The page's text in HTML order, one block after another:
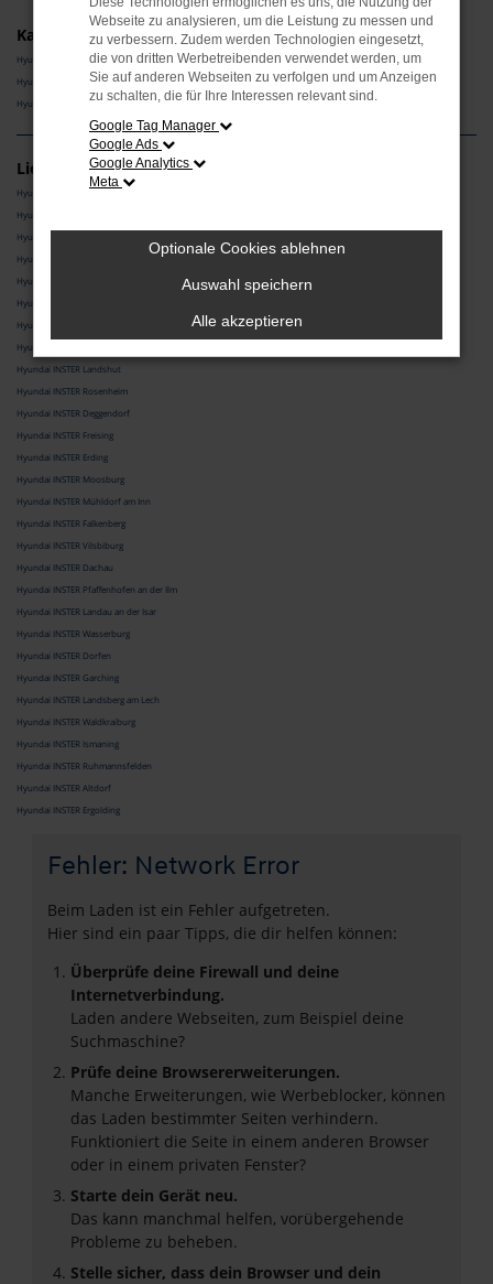
Kategorie
Hyundai INSTER Neuwagen
Hyundai INSTER Vorführwagen
Hyundai INSTER Gebrauchtwagen
Lieferservice
Hyundai INSTER München
Hyundai INSTER Regensburg
Hyundai INSTER Straubing
Hyundai INSTER Nürnberg
Hyundai INSTER Passau
Hyundai INSTER Dingolfing
Hyundai INSTER Augsburg
Hyundai INSTER Ingolstadt
Hyundai INSTER Landshut
Hyundai INSTER Rosenheim
Hyundai INSTER Deggendorf
Hyundai INSTER Freising
Hyundai INSTER Erding
Hyundai INSTER Moosburg
Hyundai INSTER Mühldorf am Inn
Hyundai INSTER Falkenberg
Hyundai INSTER Vilsbiburg
Hyundai INSTER Dachau
Hyundai INSTER Pfaffenhofen an der Ilm
Hyundai INSTER Landau an der Isar
Hyundai INSTER Wasserburg
Hyundai INSTER Dorfen
Hyundai INSTER Garching
Hyundai INSTER Landsberg am Lech
Hyundai INSTER Waldkraiburg
Hyundai INSTER Ismaning
Hyundai INSTER Ruhmannsfelden
Hyundai INSTER Altdorf
Hyundai INSTER Ergolding
Fehler: Network Error
Beim Laden ist ein Fehler aufgetreten.
Hier sind ein paar Tipps, die dir helfen können:
Überprüfe deine Firewall und deine
Internetverbindung.
Laden andere Webseiten, zum Beispiel deine
Suchmaschine?
Prüfe deine Browsererweiterungen.
Manche Erweiterungen, wie Werbeblocker, können
das Laden bestimmter Seiten verhindern.
Funktioniert die Seite in einem anderen Browser
oder in einem privaten Fenster?
Starte dein Gerät neu.
Das kann manchmal helfen, vorübergehende
Probleme zu beheben.
Stelle sicher, dass dein Browser und dein
Webseite zu analysieren, um die Leistung zu messen und
zu verbessern. Zudem werden Technologien eingesetzt,
die von dritten Werbetreibenden verwendet werden, um
Sie auf anderen Webseiten zu verfolgen und um Anzeigen
zu schalten, die für Ihre Interessen relevant sind.
Google Tag Manager
Google Ads
Google Analytics
Meta
Optionale Cookies ablehnen
Auswahl speichern
Alle akzeptieren